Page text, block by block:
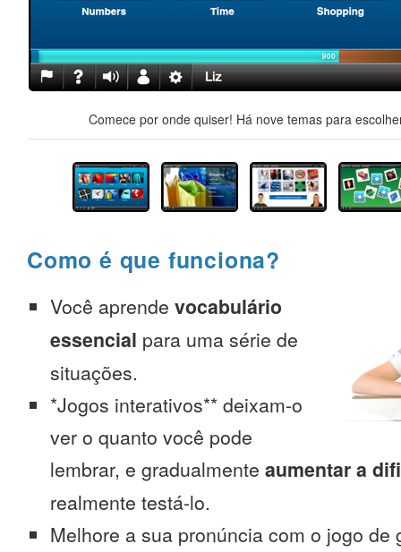
Comece por onde quiser! Há nove temas para
Como é que funciona?
Você aprende vocabulário
essencial para uma série de
situações.
*Jogos interativos** deixam-o
ver o quanto você pode
lembrar, e gradualmente aumentar a
realmente testá-lo.
Melhore a sua pronúncia com o jogo de